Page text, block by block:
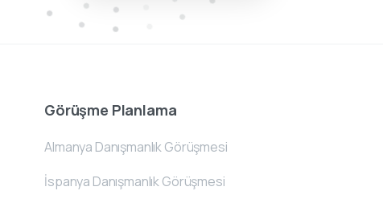
Görüşme Planlama
Almanya Danışmanlık Görüşmesi
İspanya Danışmanlık Görüşmesi